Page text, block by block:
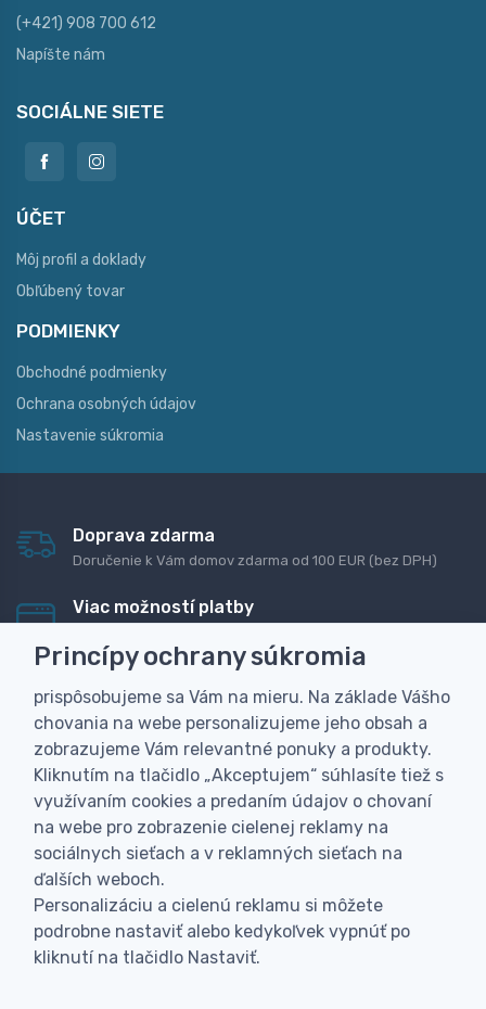
(+421) 908 700 612
Napíšte nám
SOCIÁLNE SIETE
ÚČET
Môj profil a doklady
Obľúbený tovar
PODMIENKY
Obchodné podmienky
Ochrana osobných údajov
Nastavenie súkromia
Doprava zdarma
Doručenie k Vám domov zdarma od 100 EUR (bez DPH)
Viac možností platby
dobierku
Personalizácia
Vyrobíme Vám vlastný originálny darček
Skúsenosť
Široký sortiment, z ktorého Vám pomôžeme vybrať
Princípy ochrany súkromia
prispôsobujeme sa Vám na mieru. Na základe Vášho
chovania na webe personalizujeme jeho obsah a
zobrazujeme Vám relevantné ponuky a produkty.
Kliknutím na tlačidlo „Akceptujem“ súhlasíte tiež s
využívaním cookies a predaním údajov o chovaní
na webe pro zobrazenie cielenej reklamy na
sociálnych sieťach a v reklamných sieťach na
ďalších weboch.
Personalizáciu a cielenú reklamu si môžete
podrobne nastaviť alebo kedykoľvek vypnúť po
kliknutí na tlačidlo Nastaviť.